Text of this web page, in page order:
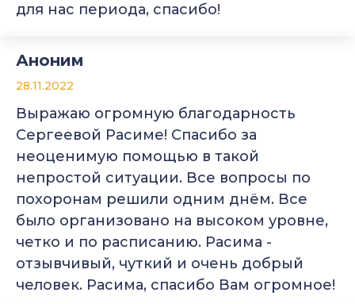
для нас периода, спасибо!
Аноним
28.11.2022
Выражаю огромную благодарность
Сергеевой Расиме! Спасибо за
неоценимую помощью в такой
непростой ситуации. Все вопросы по
похоронам решили одним днём. Все
было организовано на высоком уровне,
четко и по расписанию. Расима -
отзывчивый, чуткий и очень добрый
человек. Расима, спасибо Вам огромное!